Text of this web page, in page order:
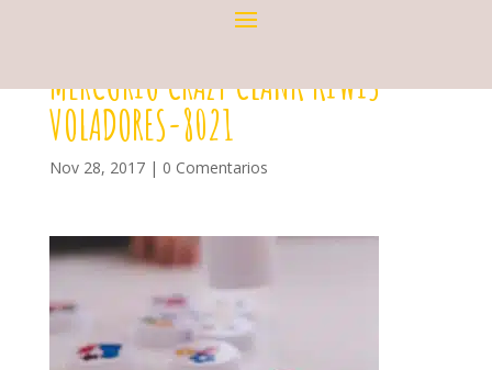
MERCURIO CRAZY CLANK KIWIS
VOLADORES-8021
Nov 28, 2017| 0 Comentarios